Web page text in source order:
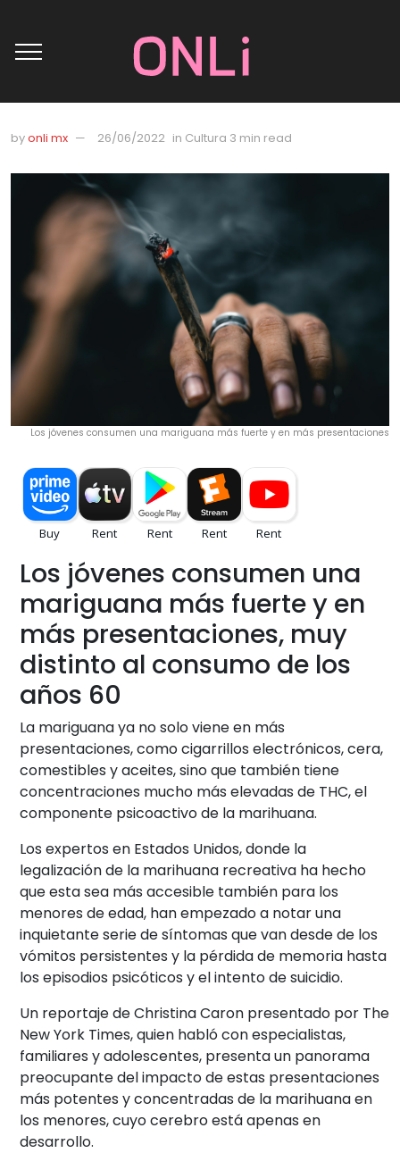
byonli mx 26/06/2022 in Cultura 3 min read
Los jóvenes consumen una mariguana más fuerte y en más presentaciones
Los jóvenes consumen una
mariguana más fuerte y en
más presentaciones, muy
distinto al consumo de los
años 60
La mariguana ya no solo viene en más
presentaciones, como cigarrillos electrónicos, cera,
comestibles y aceites, sino que también tiene
concentraciones mucho más elevadas de THC, el
componente psicoactivo de la marihuana.
Los expertos en Estados Unidos, donde la
legalización de la marihuana recreativa ha hecho
que esta sea más accesible también para los
menores de edad, han empezado a notar una
inquietante serie de síntomas que van desde de los
vómitos persistentes y la pérdida de memoria hasta
los episodios psicóticos y el intento de suicidio.
Un reportaje de Christina Caron presentado por The
New York Times, quien habló con especialistas,
familiares y adolescentes, presenta un panorama
preocupante del impacto de estas presentaciones
más potentes y concentradas de la marihuana en
los menores, cuyo cerebro está apenas en
desarrollo.